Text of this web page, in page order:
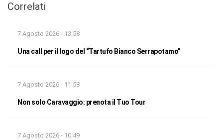
Correlati
7 Agosto 2026 - 13:58
Una call per il logo del “Tartufo Bianco Serrapotamo”
7 Agosto 2026 - 11:58
Non solo Caravaggio: prenota il Tuo Tour
7 Agosto 2026 - 10:49